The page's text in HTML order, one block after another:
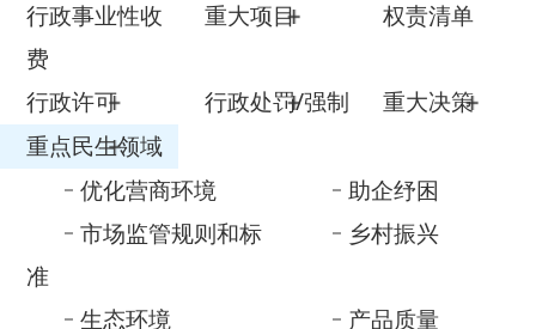
重点民生领域
市场监管规则和标
准
乡村振兴
生态环境
食品药品监督
国有土地上房屋征
收与...
公共文化服务
自然资源